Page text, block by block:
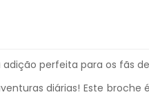
adição perfeita para os fãs
diárias! Este